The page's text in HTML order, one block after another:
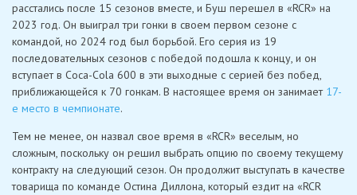
расстались после 15 сезонов вместе, и Буш перешел в «RCR» на
2023 год. Он выиграл три гонки в своем первом сезоне с
командой, но 2024 год был борьбой. Его серия из 19
последовательных сезонов с победой подошла к концу, и он
вступает в Coca-Cola 600 в эти выходные с серией без побед,
приближающейся к 70 гонкам. В настоящее время он занимает 17-
е место в чемпионате.
Тем не менее, он назвал свое время в «RCR» веселым, но
сложным, поскольку он решил выбрать опцию по своему текущему
контракту на следующий сезон. Он продолжит выступать в качестве
товарища по команде Остина Диллона, который ездит на «RCR